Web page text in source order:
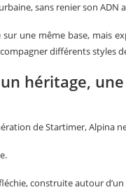
sans renier son ADN
une même base, mais
différents styles
héritage,
de Startimer, Alpina
construite autour